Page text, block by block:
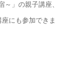
」の親子講座、
にも参加できま